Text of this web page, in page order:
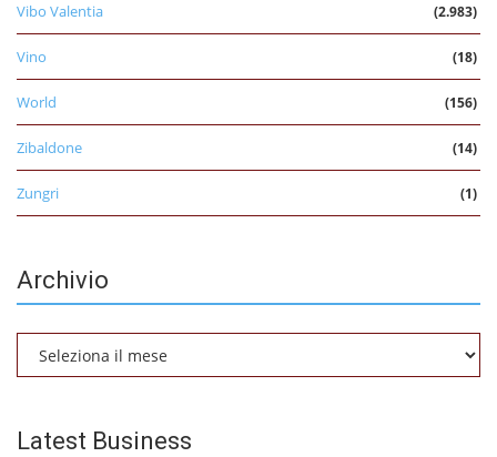
Vibo Valentia (2.983)
Vino (18)
World (156)
Zibaldone (14)
Zungri (1)
Archivio
Latest Business